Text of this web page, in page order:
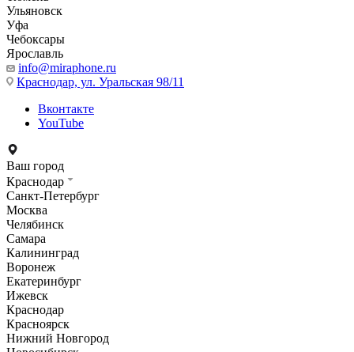
Ульяновск
Уфа
Чебоксары
Ярославль
info@miraphone.ru
Краснодар, ул. Уральская 98/11
Вконтакте
YouTube
Ваш город
Краснодар
Санкт-Петербург
Москва
Челябинск
Самара
Калининград
Воронеж
Екатеринбург
Ижевск
Краснодар
Красноярск
Нижний Новгород